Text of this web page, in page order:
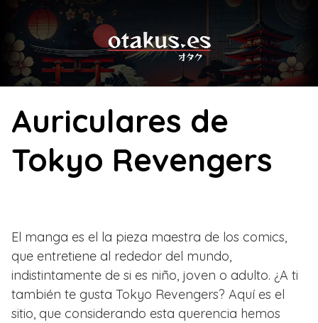
content
Auriculares de
Tokyo Revengers
El manga es el la pieza maestra de los comics,
que entretiene al rededor del mundo,
indistintamente de si es niño, joven o adulto. ¿A ti
también te gusta Tokyo Revengers? Aquí es el
sitio, que considerando esta querencia hemos